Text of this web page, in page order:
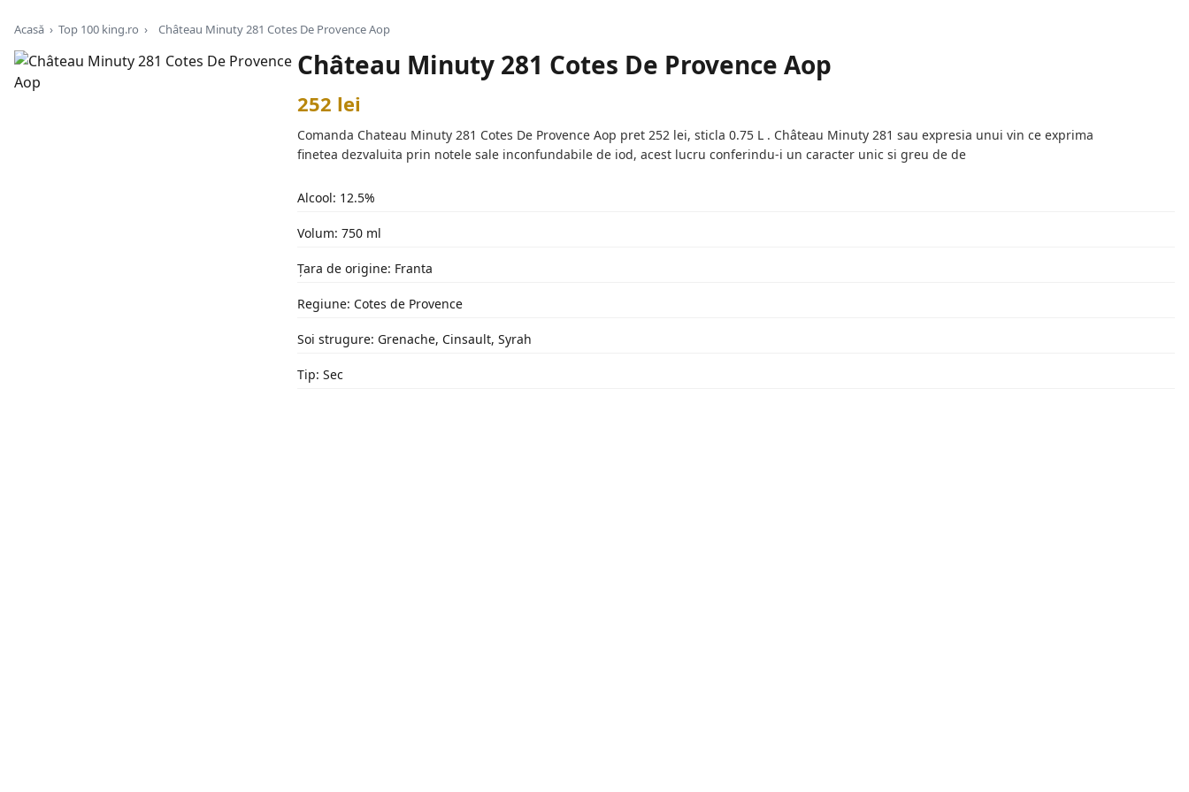
Acasă › Top 100 king.ro › Château Minuty 281 Cotes De Provence Aop
Château Minuty 281 Cotes De Provence Aop
252 lei
Comanda Chateau Minuty 281 Cotes De Provence Aop pret 252 lei, sticla 0.75 L . Château Minuty 281 sau expresia unui vin ce exprima
finetea dezvaluita prin notele sale inconfundabile de iod, acest lucru conferindu-i un caracter unic si greu de de
Alcool: 12.5%
Volum: 750 ml
Țara de origine: Franta
Regiune: Cotes de Provence
Soi strugure: Grenache, Cinsault, Syrah
Tip: Sec